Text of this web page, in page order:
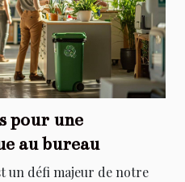
pour une
au bureau
un défi majeur de notre